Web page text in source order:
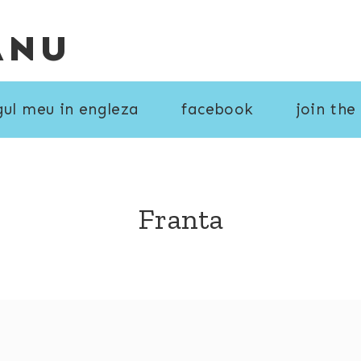
meu in engleza facebook join the
Franta